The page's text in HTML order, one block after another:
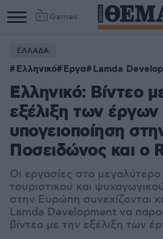
Games
ΕΛΛΑΔΑ
Ελληνικό Έργα Lamda
Ελληνικό: Βίντεο
εξέλιξη των
υπογειοποίηση
Ποσειδώνος και ο
Οι εργασίες στο μεγαλύτερο
τουριστικού και
στην Ευρώπη συνεχίζονται
Lamda Development να
βίντεο με την εξέλιξη των